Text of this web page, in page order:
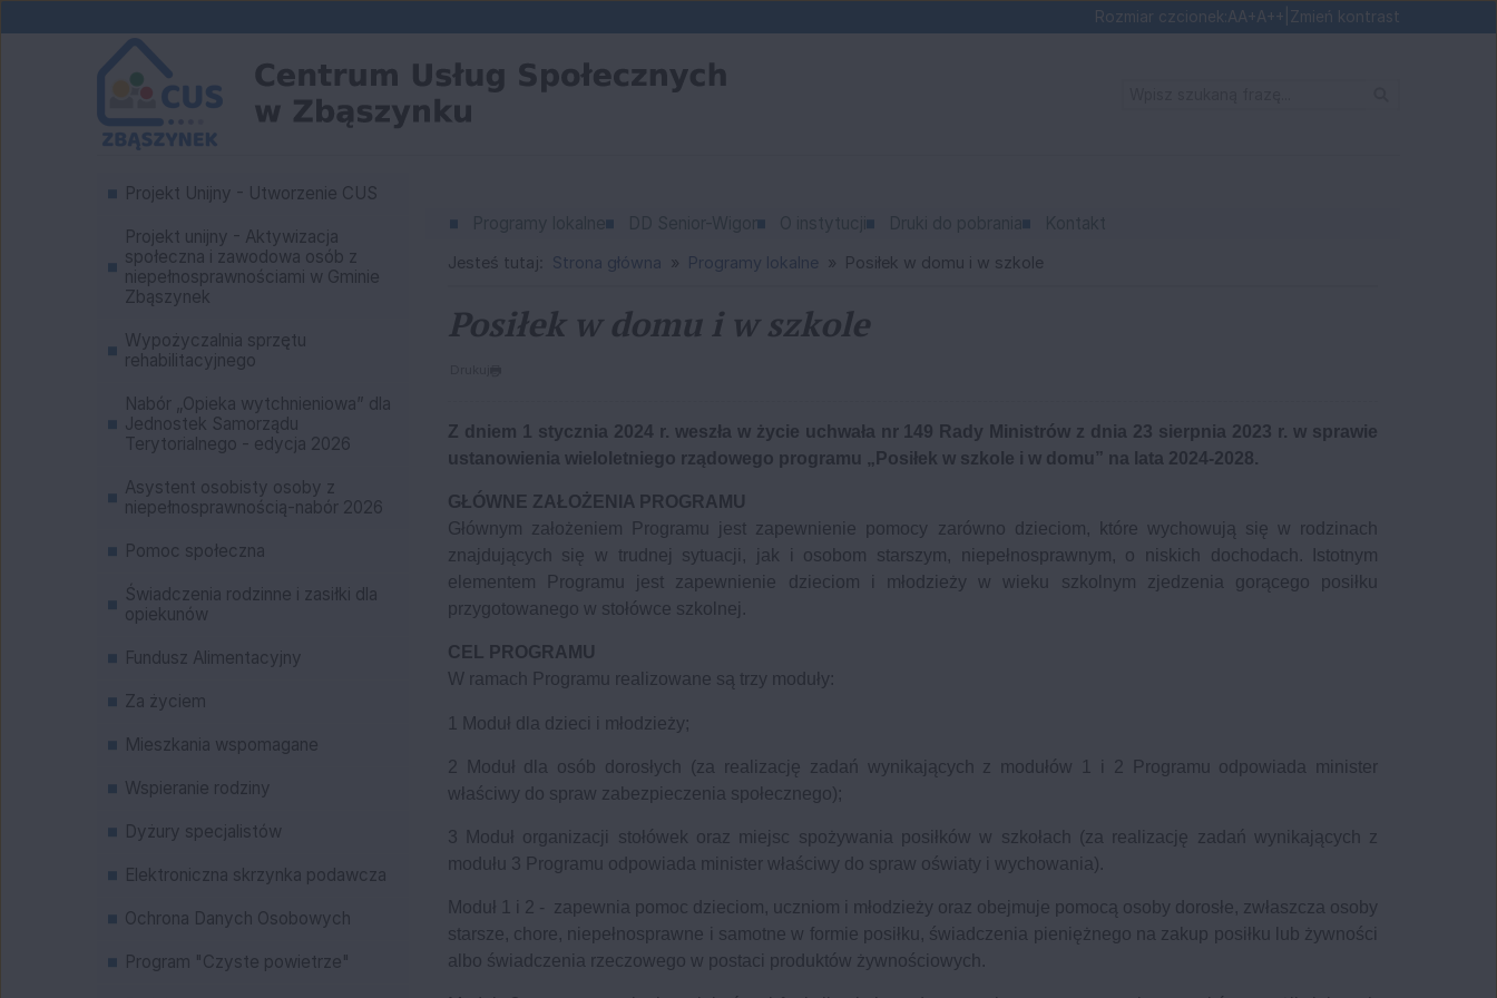
Rozmiar czcionek: Ustaw domyślną czcionkę
AUstaw większą czcionkę
A+Ustaw największą czcionkę
A++ Zmień kontrast
Menu
Projekt Unijny - Utworzenie CUS
Projekt unijny - Aktywizacja
społeczna i zawodowa osób z
niepełnosprawnościami w Gminie
Zbąszynek
Wypożyczalnia sprzętu
rehabilitacyjnego
Nabór „Opieka wytchnieniowa” dla
Jednostek Samorządu
Terytorialnego - edycja 2026
Asystent osobisty osoby z
niepełnosprawnością-nabór 2026
Pomoc społeczna
Świadczenia rodzinne i zasiłki dla
opiekunów
Fundusz Alimentacyjny
Za życiem
Mieszkania wspomagane
Wspieranie rodziny
Dyżury specjalistów
Elektroniczna skrzynka podawcza
Ochrona Danych Osobowych
Program "Czyste powietrze"
Jesteś tutaj: Strona główna Programy lokalne Posiłek w domu i w szkole
Posiłek w domu i w szkole
Z dniem 1 stycznia 2024 r. weszła w życie uchwała nr 149 Rady Ministrów z dnia 23 sierpnia 2023 r. w sprawie
ustanowienia wieloletniego rządowego programu „Posiłek w szkole i w domu” na lata 2024-2028.
GŁÓWNE ZAŁOŻENIA PROGRAMU
Głównym założeniem Programu jest zapewnienie pomocy zarówno dzieciom, które wychowują się w rodzinach
znajdujących się w trudnej sytuacji, jak i osobom starszym, niepełnosprawnym, o niskich dochodach. Istotnym
elementem Programu jest zapewnienie dzieciom i młodzieży w wieku szkolnym zjedzenia gorącego posiłku
przygotowanego w stołówce szkolnej.
CEL PROGRAMU
W ramach Programu realizowane są trzy moduły:
1 Moduł dla dzieci i młodzieży;
2 Moduł dla osób dorosłych (za realizację zadań wynikających z modułów 1 i 2 Programu odpowiada minister
właściwy do spraw zabezpieczenia społecznego);
3 Moduł organizacji stołówek oraz miejsc spożywania posiłków w szkołach (za realizację zadań wynikających z
modułu 3 Programu odpowiada minister właściwy do spraw oświaty i wychowania).
Moduł 1 i 2 - zapewnia pomoc dzieciom, uczniom i młodzieży oraz obejmuje pomocą osoby dorosłe, zwłaszcza osoby
starsze, chore, niepełnosprawne i samotne w formie posiłku, świadczenia pieniężnego na zakup posiłku lub żywności
albo świadczenia rzeczowego w postaci produktów żywnościowych.